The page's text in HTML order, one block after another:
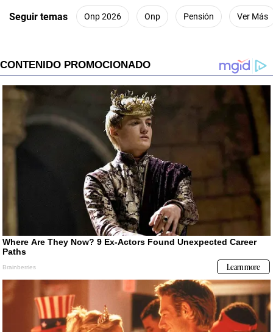
Seguir temas Onp 2026 Onp Pensión Ver Más